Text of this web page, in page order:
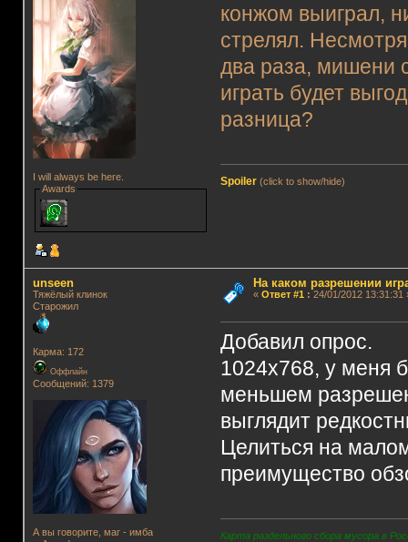
I will always be here.
Awards
конжом выиграл,
стрелял.
два раза, мишени
играть будет
разница?
Spoiler (click to show/hide)
unseen
Тяжёлый клинок
Старожил
Карма: 172
Оффлайн
Сообщений: 1379
А вы говорите, маг - имба
На каком разрешении
« Ответ #1: 24/01/2012 13:31:31
Добавил опрос.
1024х768, у меня
меньшем
выглядит
Целиться на
преимущество
Карта раздельного сбора мусора в